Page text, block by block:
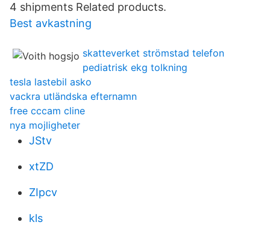
4 shipments Related products.
Best avkastning
skatteverket strömstad telefon
pediatrisk ekg tolkning
tesla lastebil asko
vackra utländska efternamn
free cccam cline
nya mojligheter
JStv
xtZD
ZIpcv
kls